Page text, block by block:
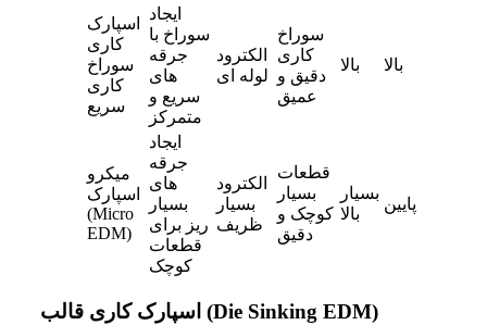
اسپارک
کاری
سوراخ
کاری
سریع
ایجاد
سوراخ با
جرقه
های
سریع و
متمرکز
الکترود
لوله ای
سوراخ
کاری
دقیق و
عمیق
بالا بالا
میکرو
اسپارک
(Micro
EDM)
ایجاد
جرقه
های
بسیار
ریز برای
قطعات
کوچک
الکترود
بسیار
ظریف
قطعات
بسیار
کوچک و
دقیق
بسیار
بالا
پایین
اسپارک کاری قالب (Die Sinking EDM)